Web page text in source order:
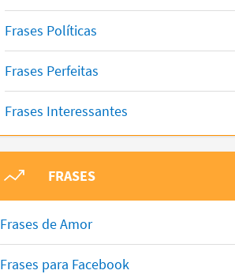
Frases Políticas
Frases Perfeitas
Frases Interessantes
FRASES
Frases de Amor
Frases para Facebook